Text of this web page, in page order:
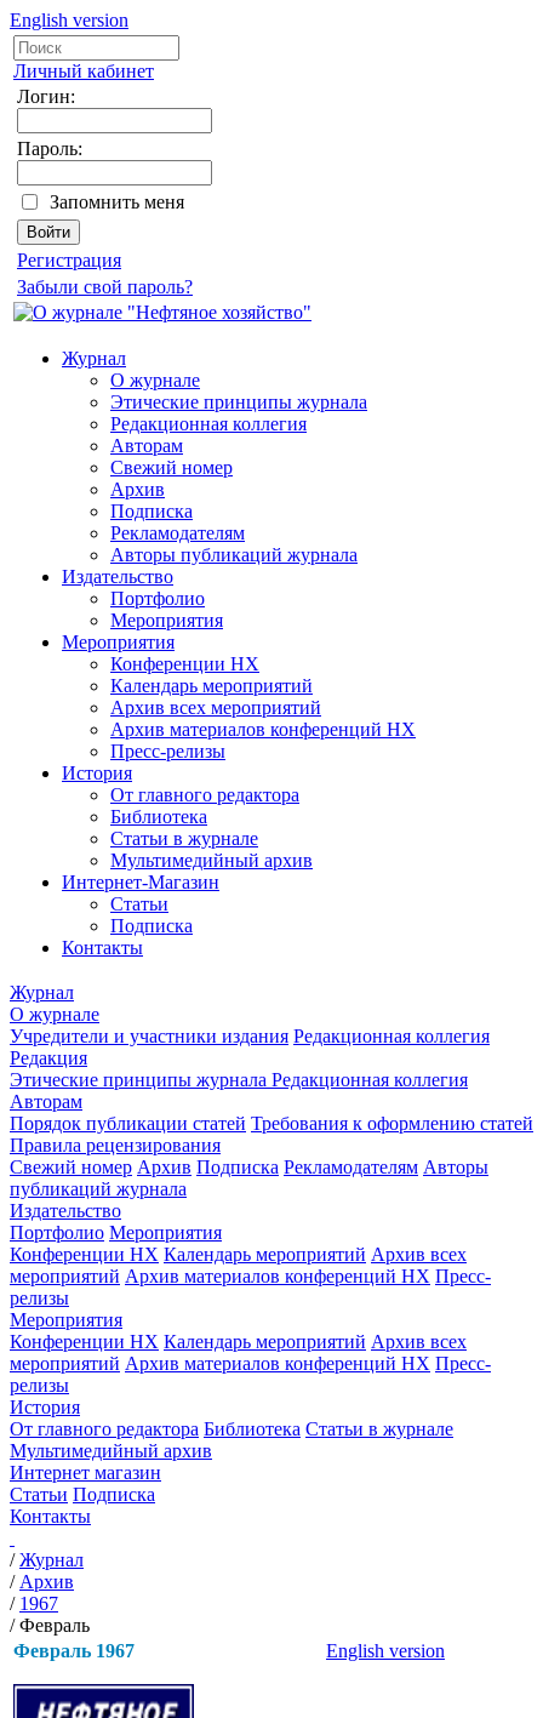
English version
Личный кабинет
Логин:
Пароль:
Запомнить меня
Регистрация
Забыли свой пароль?
Журнал
О журнале
Этические принципы журнала
Редакционная коллегия
Авторам
Свежий номер
Архив
Подписка
Рекламодателям
Авторы публикаций журнала
Издательство
Портфолио
Мероприятия
Мероприятия
Конференции НХ
Календарь мероприятий
Архив всех мероприятий
Архив материалов конференций НХ
Пресс-релизы
История
От главного редактора
Библиотека
Статьи в журнале
Мультимедийный архив
Интернет-Магазин
Статьи
Подписка
Контакты
Журнал
О журнале
Учредители и участники издания Редакционная коллегия
Редакция
Этические принципы журнала Редакционная коллегия
Авторам
Порядок публикации статей Требования к оформлению статей
Правила рецензирования
Свежий номер Архив Подписка Рекламодателям Авторы
публикаций журнала
Издательство
Портфолио Мероприятия
Конференции НХ Календарь мероприятий Архив всех
мероприятий Архив материалов конференций НХ Пресс-
релизы
Мероприятия
Конференции НХ Календарь мероприятий Архив всех
мероприятий Архив материалов конференций НХ Пресс-
релизы
История
От главного редактора Библиотека Статьи в журнале
Мультимедийный архив
Интернет магазин
Статьи Подписка
Контакты
/Журнал
/ Архив
/ 1967
/Февраль
Февраль 1967
English version